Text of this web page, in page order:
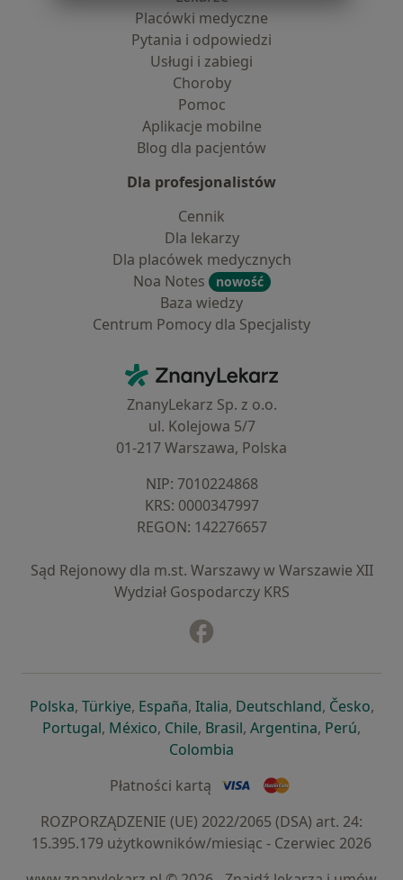
Placówki medyczne
Pytania i odpowiedzi
Usługi i zabiegi
Choroby
Pomoc
Aplikacje mobilne
Blog dla pacjentów
Dla profesjonalistów
Cennik
Dla lekarzy
Dla placówek medycznych
Noa Notes
nowość
Baza wiedzy
Centrum Pomocy dla Specjalisty
ZnanyLekarz - Strona główna
ZnanyLekarz Sp. z o.o.
ul. Kolejowa 5/7
01-217 Warszawa, Polska
NIP: ⁠7010224868
KRS: ⁠0000347997
REGON: ⁠142276657
Sąd Rejonowy dla m.st. Warszawy w Warszawie XII
Wydział Gospodarczy KRS
Polskaotwiera się w nowej karcie
, Türkiyeotwiera się w nowej karcie
, Españaotwiera się w nowej karcie
, Italiaotwiera się w nowej
, Deutschlandotwiera się
, Česko,
Portugalotwiera się w nowej karcie
, Méxicootwiera się w nowej karcie
, Chileotwiera się w nowej karcie
, Brasilotwiera się w nowej
, Argentinaotwiera się
, Perú,
Colombia
Płatności kartą
ROZPORZĄDZENIE (UE) 2022/2065 (DSA) art. 24:
15.395.179 użytkowników/miesiąc - Czerwiec 2026